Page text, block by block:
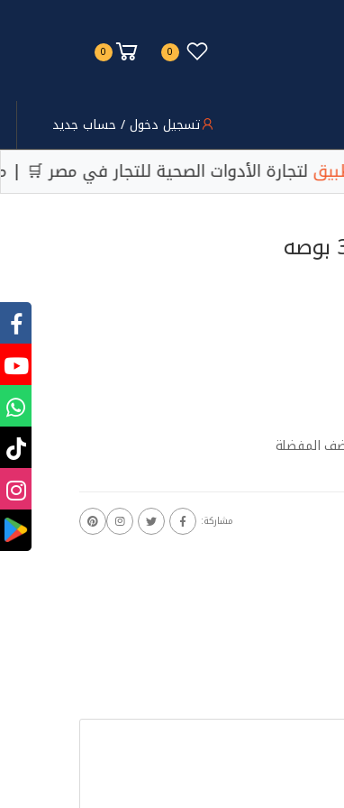
0
0
تسجيل دخول / حساب جديد
لتجارة الأدوات الصحية للتجار في مصر 🛒 |
المفضلة
مشاركة: